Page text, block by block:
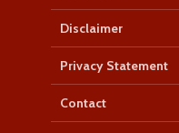
Disclaimer
Privacy Statement
Contact